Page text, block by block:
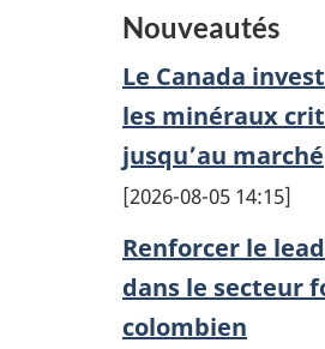
Nouveautés
Le Canada
les minéraux
jusqu’au marché
2026-08-05 14:15
Renforcer le
dans le secteur
colombien